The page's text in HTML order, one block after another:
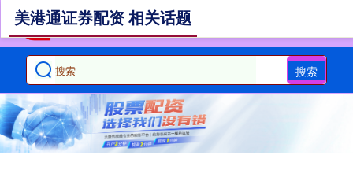
搜索
美港通证券配资 相关话题